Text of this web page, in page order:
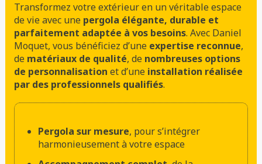
Transformez votre extérieur en un véritable espace
de vie avec une pergola élégante, durable et
parfaitement adaptée à vos besoins. Avec Daniel
Moquet, vous bénéficiez d’une expertise reconnue,
de matériaux de qualité, de nombreuses options
de personnalisation et d’une installation réalisée
par des professionnels qualifiés.
Pergola sur mesure, pour s’intégrer
harmonieusement à votre espace